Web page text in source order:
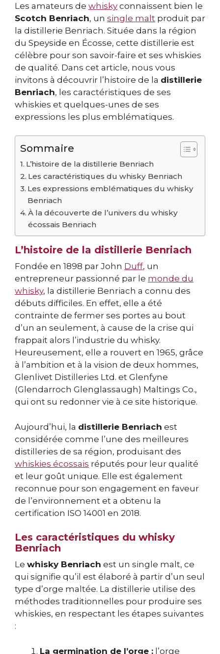
Les amateurs de whisky connaissent bien le
Scotch Benriach, un single malt produit par
la distillerie Benriach. Située dans la région
du Speyside en Écosse, cette distillerie est
célèbre pour son savoir-faire et ses whiskies
de qualité. Dans cet article, nous vous
invitons à découvrir l’histoire de la distillerie
Benriach, les caractéristiques de ses
whiskies et quelques-unes de ses
expressions les plus emblématiques.
Sommaire
L’histoire de la distillerie Benriach
Les caractéristiques du whisky Benriach
Les expressions emblématiques du whisky
Benriach
À la découverte de l’univers du whisky
écossais Benriach
L’histoire de la distillerie Benriach
Fondée en 1898 par John Duff, un
entrepreneur passionné par le monde du
whisky, la distillerie Benriach a connu des
débuts difficiles. En effet, elle a été
contrainte de fermer ses portes au bout
d’un an seulement, à cause de la crise qui
frappait alors l’industrie du whisky.
Heureusement, elle a rouvert en 1965, grâce
à l’ambition et à la vision de deux hommes,
Glenlivet Distilleries Ltd. et Glenfyne
(Glendarroch Glenglassaugh) Maltings Co.,
qui ont su redonner vie à ce site historique.
Aujourd’hui, la distillerie Benriach est
considérée comme l’une des meilleures
distilleries de sa région, produisant des
whiskies écossais réputés pour leur qualité
et leur goût unique. Elle est également
reconnue pour son engagement en faveur
de l’environnement et a obtenu la
certification ISO 14001 en 2018.
Les caractéristiques du whisky
Benriach
Le whisky Benriach est un single malt, ce
qui signifie qu’il est élaboré à partir d’un seul
type d’orge maltée. La distillerie utilise des
méthodes traditionnelles pour produire ses
whiskies, en respectant les étapes suivantes
:
La germination de l’orge : l’orge